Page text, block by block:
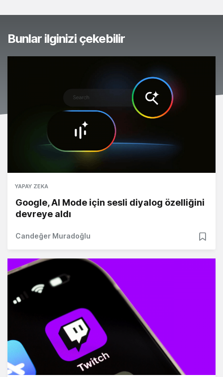
Bunlar ilginizi çekebilir
YAPAY ZEKA
Google, AI Mode için sesli diyalog özelliğini
devreye aldı
Candeğer Muradoğlu